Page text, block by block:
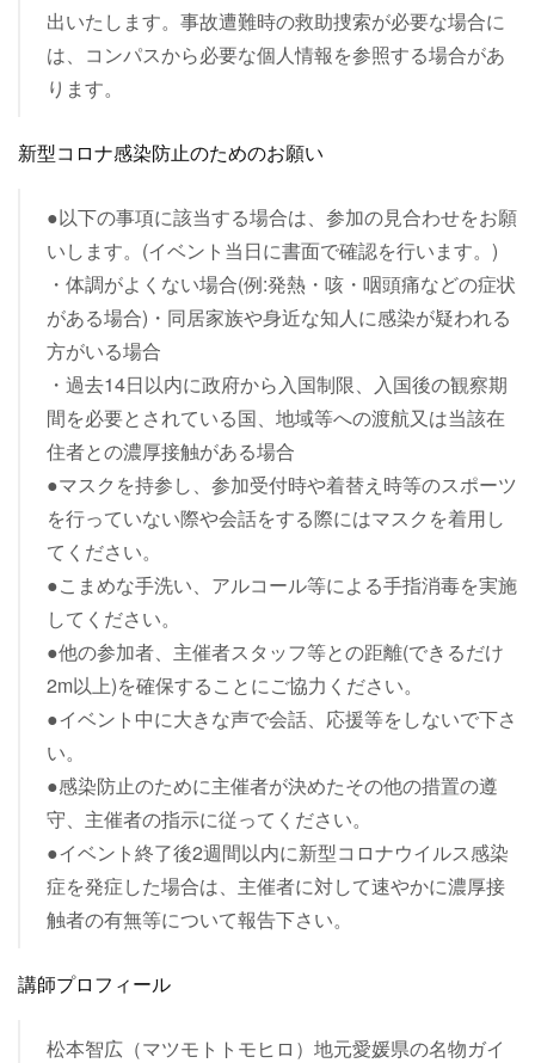
出いたします。事故遭難時の救助捜索が必要な場合に
は、コンパスから必要な個人情報を参照する場合があ
ります。
新型コロナ感染防止のためのお願い
●以下の事項に該当する場合は、参加の見合わせをお願
いします。(イベント当日に書面で確認を行います。)
・体調がよくない場合(例:発熱・咳・咽頭痛などの症状
がある場合)・同居家族や身近な知人に感染が疑われる
方がいる場合
・過去14日以内に政府から入国制限、入国後の観察期
間を必要とされている国、地域等への渡航又は当該在
住者との濃厚接触がある場合
●マスクを持参し、参加受付時や着替え時等のスポーツ
を行っていない際や会話をする際にはマスクを着用し
てください。
●こまめな手洗い、アルコール等による手指消毒を実施
してください。
●他の参加者、主催者スタッフ等との距離(できるだけ
2m以上)を確保することにご協力ください。
●イベント中に大きな声で会話、応援等をしないで下さ
い。
●感染防止のために主催者が決めたその他の措置の遵
守、主催者の指示に従ってください。
●イベント終了後2週間以内に新型コロナウイルス感染
症を発症した場合は、主催者に対して速やかに濃厚接
触者の有無等について報告下さい。
講師プロフィール
松本智広（マツモトトモヒロ）地元愛媛県の名物ガイ